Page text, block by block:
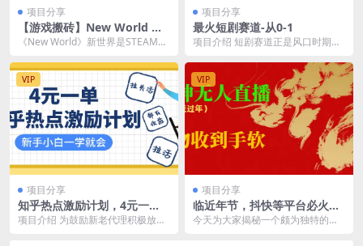
项目分享
【游戏搬砖】New World 新
世界游戏搬砖项目，单号日赚
《New World》新世界是STEAM游
放亚洲服...
项目分享
最火短剧赛道-从0-1
项目介绍 短剧赛道正是风口时期，
恭喜你能看到这条...
VIP
项目分享
知乎热点激励计划，4元一
单，拉新，拉失活，拉活，统
项目介绍 为鼓励新老代理积极放
VIP
项目分享
临近年节，抖快等平台必火的
项目，财神爷无人直播间，礼
今天为大家揭秘一个颇为独特的项